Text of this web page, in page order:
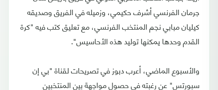
جرمان الفرنسي أشرف حكيمي، وزميله في الفريق وصديقه
كيليان مبابي نجم المنتخب الفرنسي، مع تعليق كتب فيه "كرة
القدم وحدها يمكنها توليد هذه الأحاسيس".
والأسبوع الماضي، أعرب دبوز في تصريحات لقناة "بي إن
سبورتس" عن رغبته في حصول مواجهة بين المنتخبين